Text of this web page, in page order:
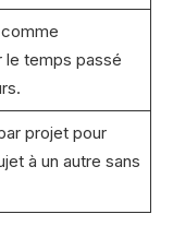
le temps passé
projet pour
à un autre sans